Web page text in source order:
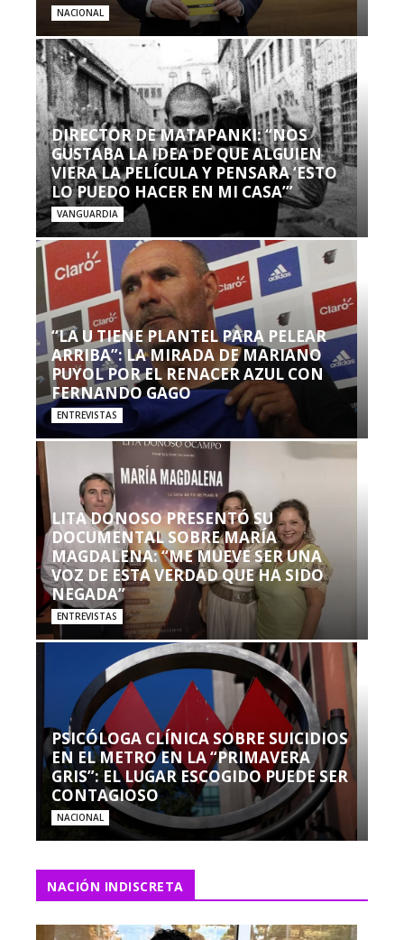
NACIONAL
DIRECTOR DE MATAPANKI: “NOS
GUSTABA LA IDEA DE QUE ALGUIEN
VIERA LA PELÍCULA Y PENSARA ‘ESTO
LO PUEDO HACER EN MI CASA’”
VANGUARDIA
“LA U TIENE PLANTEL PARA PELEAR
ARRIBA”: LA MIRADA DE MARIANO
PUYOL POR EL RENACER AZUL CON
FERNANDO GAGO
ENTREVISTAS
LITA DONOSO PRESENTÓ SU
DOCUMENTAL SOBRE MARÍA
MAGDALENA: “ME MUEVE SER UNA
VOZ DE ESTA VERDAD QUE HA SIDO
NEGADA”
ENTREVISTAS
PSICÓLOGA CLÍNICA SOBRE SUICIDIOS
EN EL METRO EN LA “PRIMAVERA
GRIS”: EL LUGAR ESCOGIDO PUEDE SER
CONTAGIOSO
NACIONAL
NACIÓN INDISCRETA